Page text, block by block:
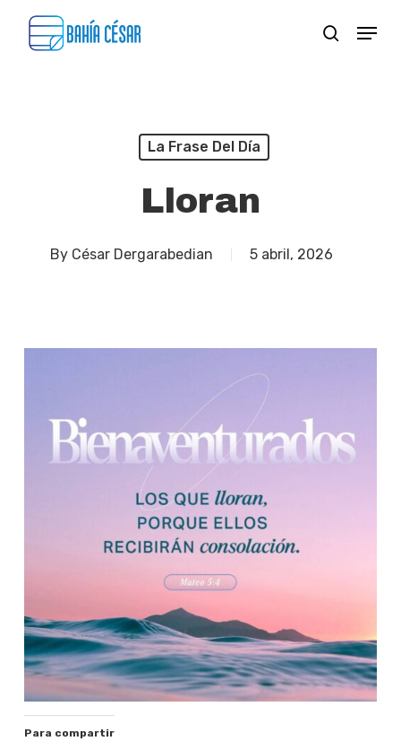
search
Menu
La Frase Del Día
Lloran
By César Dergarabedian 5 abril, 2026
Para compartir